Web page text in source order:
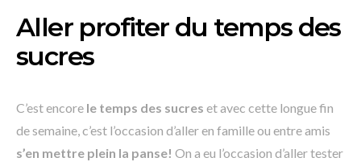
Aller profiter du temps des
sucres
C’est encore le temps des sucres et avec cette longue fin
de semaine, c’est l’occasion d’aller en famille ou entre amis
s’en mettre plein la panse! On a eu l’occasion d’aller tester